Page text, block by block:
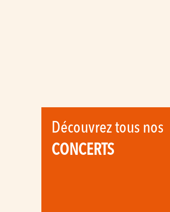
Découvrez tous nos
CONCERTS